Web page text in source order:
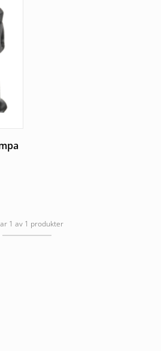
1 av 1 produkter